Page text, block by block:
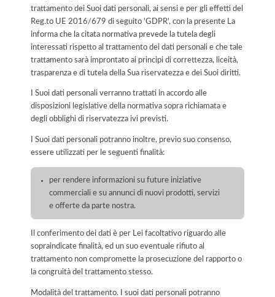
trattamento dei Suoi dati personali, ai sensi e per gli effetti del
Reg.to UE 2016/679 di seguito 'GDPR', con la presente La
informa che la citata normativa prevede la tutela degli
interessati rispetto al trattamento dei dati personali e che tale
trattamento sarà improntato ai principi di correttezza, liceità,
trasparenza e di tutela della Sua riservatezza e dei Suoi diritti.
I Suoi dati personali verranno trattati in accordo alle
disposizioni legislative della normativa sopra richiamata e
degli obblighi di riservatezza ivi previsti.
I Suoi dati personali potranno inoltre, previo suo consenso,
essere utilizzati per le seguenti finalità:
per rendere informazioni su future iniziative
commerciali e su annunci di nuovi prodotti, servizi
e offerte da parte nostra.
Il conferimento dei dati è per Lei facoltativo riguardo alle
sopraindicate finalità, ed un suo eventuale rifiuto al
trattamento non compromette la prosecuzione del rapporto o
la congruità del trattamento stesso.
Modalità del trattamento. I suoi dati personali potranno